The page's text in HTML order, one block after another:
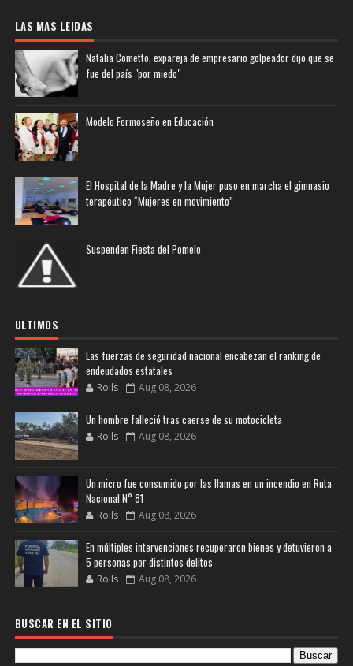
LAS MAS LEIDAS
Natalia Cometto, expareja de empresario golpeador dijo que se
fue del país "por miedo"
Modelo Formoseño en Educación
El Hospital de la Madre y la Mujer puso en marcha el gimnasio
terapéutico “Mujeres en movimiento”
Suspenden Fiesta del Pomelo
ULTIMOS
Las fuerzas de seguridad nacional encabezan el ranking de
endeudados estatales
Rolls Aug 08, 2026
Un hombre falleció tras caerse de su motocicleta
Rolls Aug 08, 2026
Un micro fue consumido por las llamas en un incendio en Ruta
Nacional N° 81
Rolls Aug 08, 2026
En múltiples intervenciones recuperaron bienes y detuvieron a
5 personas por distintos delitos
Rolls Aug 08, 2026
BUSCAR EN EL SITIO